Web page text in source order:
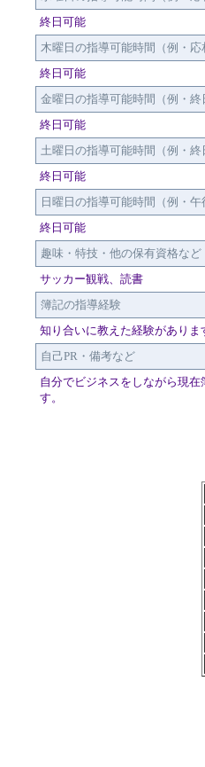
終日可能
木曜日の指導可能時間（例・応
終日可能
金曜日の指導可能時間（例・終
終日可能
土曜日の指導可能時間（例・終
終日可能
日曜日の指導可能時間（例・午
終日可能
趣味・特技・他の保有資格など
サッカー観戦、読書
簿記の指導経験
知り合いに教えた経験がありま
自己PR・備考など
自分でビジネスをしながら現
す。